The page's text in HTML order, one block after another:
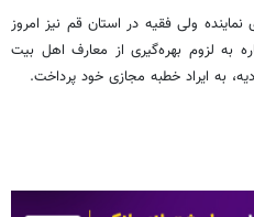
ولی فقیه در استان قم نیز امروز
به لزوم بهره‌گیری از معارف اهل بیت
به ایراد خطبه مجازی خود پرداخت.